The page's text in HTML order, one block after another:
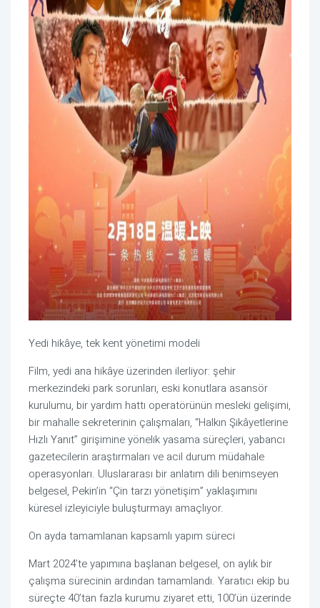
Yedi hikâye, tek kent yönetimi modeli
Film, yedi ana hikâye üzerinden ilerliyor: şehir
merkezindeki park sorunları, eski konutlara asansör
kurulumu, bir yardım hattı operatörünün mesleki gelişimi,
bir mahalle sekreterinin çalışmaları, “Halkın Şikâyetlerine
Hızlı Yanıt” girişimine yönelik yasama süreçleri, yabancı
gazetecilerin araştırmaları ve acil durum müdahale
operasyonları. Uluslararası bir anlatım dili benimseyen
belgesel, Pekin’in “Çin tarzı yönetişim” yaklaşımını
küresel izleyiciyle buluşturmayı amaçlıyor.
On ayda tamamlanan kapsamlı yapım süreci
Mart 2024’te yapımına başlanan belgesel, on aylık bir
çalışma sürecinin ardından tamamlandı. Yaratıcı ekip bu
süreçte 40’tan fazla kurumu ziyaret etti, 100’ün üzerinde